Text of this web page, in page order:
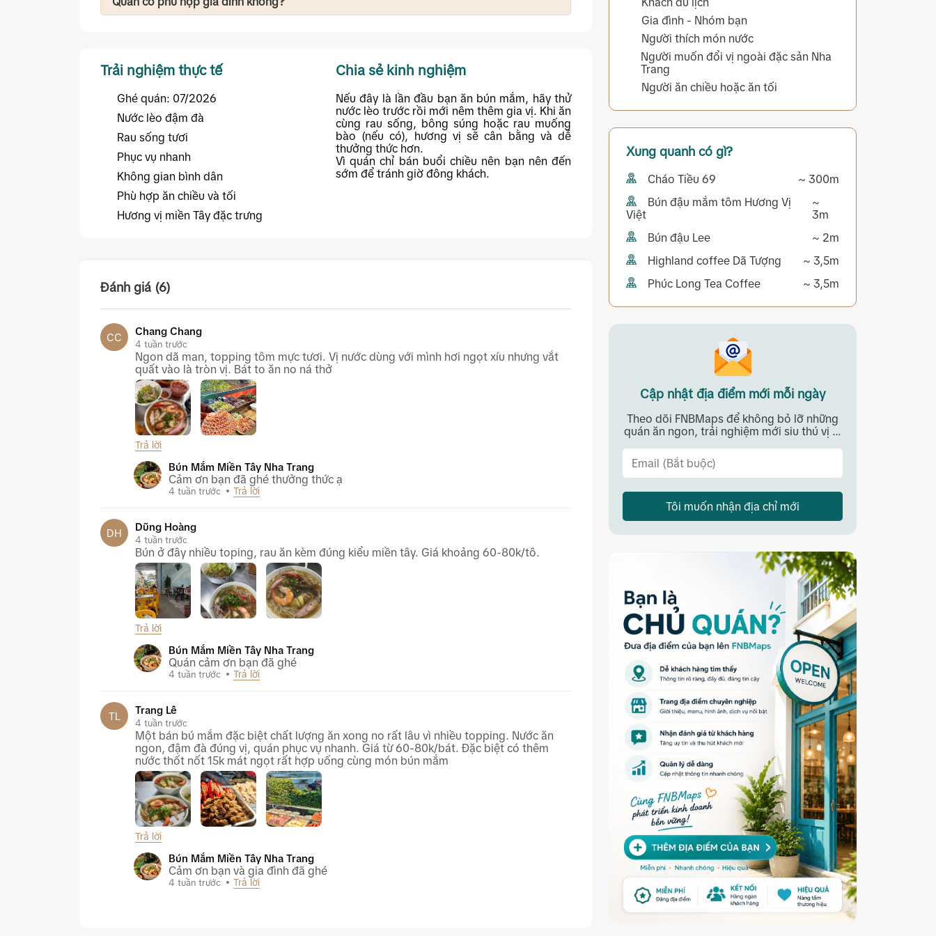
Trải nghiệm thực tế
Ghé quán: 07/2026
Nước lèo đậm đà
Rau sống tươi
Phục vụ nhanh
Không gian bình dân
Phù hợp ăn chiều và tối
Hương vị miền Tây đặc trưng
Chia sẻ kinh nghiệm
Nếu đây là lần đầu bạn ăn bún mắm, hãy thử
nước lèo trước rồi mới nêm thêm gia vị. Khi ăn
cùng rau sống, bông súng hoặc rau muống
bào (nếu có), hương vị sẽ cân bằng và dễ
thưởng thức hơn.
Vì quán chỉ bán buổi chiều nên bạn nên đến
sớm để tránh giờ đông khách.
Đánh giá (6)
CC
Chang Chang
4 tuần trước
Ngon dã man, topping tôm mực tươi. Vị nước dùng với mình hơi ngọt xíu nhưng vắt
quất vào là tròn vị. Bát to ăn no ná thở
Trả lời
Bún Mắm Miền Tây Nha Trang
Cảm ơn bạn đã ghé thưởng thức ạ
4 tuần trước Trả lời
DH
Dũng Hoàng
4 tuần trước
Bún ở đây nhiều toping, rau ăn kèm đúng kiểu miền tây. Giá khoảng 60-80k/tô.
Trả lời
Bún Mắm Miền Tây Nha Trang
Quán cảm ơn bạn đã ghé
4 tuần trước Trả lời
TL
Trang Lê
4 tuần trước
Một bán bú mắm đặc biệt chất lượng ăn xong no rất lâu vì nhiều topping. Nước ăn
ngon, đậm đà đúng vị, quán phục vụ nhanh. Giá từ 60-80k/bát. Đặc biệt có thêm
nước thốt nốt 15k mát ngọt rất hợp uống cùng món bún mắm
Trả lời
Bún Mắm Miền Tây Nha Trang
Cảm ơn bạn và gia đình đã ghé
4 tuần trước Trả lời
Gia đình - Nhóm bạn
Người thích món nước
Người muốn đổi vị ngoài đặc sản Nha
Trang
Người ăn chiều hoặc ăn tối
Xung quanh có gì?
Cháo Tiều 69
~ 300m
Bún đậu mắm tôm Hương Vị
Việt
~
3m
Bún đậu Lee
~ 2m
Highland coffee Dã Tượng
~ 3,5m
Phúc Long Tea Coffee
~ 3,5m
Cập nhật địa điểm mới mỗi ngày
Theo dõi FNBMaps để không bỏ lỡ những
quán ăn ngon, trải nghiệm mới siu thú vị ...
Tôi muốn nhận địa chỉ mới